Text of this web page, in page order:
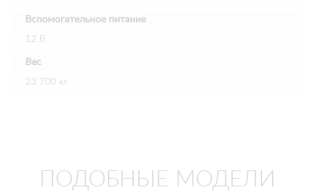
Вспомогательное питание
12 В
Вес
23 700 кг
ПОДОБНЫЕ МОДЕЛИ